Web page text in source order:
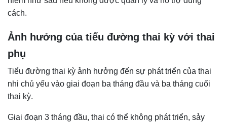
cách.
Ảnh hưởng của tiểu đường thai kỳ với thai
phụ
Tiểu đường thai kỳ ảnh hưởng đến sự phát triển của thai
nhi chủ yếu vào giai đoạn ba tháng đầu và ba tháng cuối
thai kỳ.
Giai đoạn 3 tháng đầu, thai có thể không phát triển, sảy